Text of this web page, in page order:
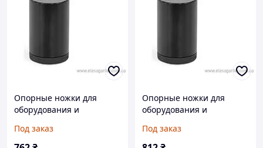
Опорные ножки для
оборудования и
монтаж, закрытые
отверстия GN 440-16-16-
Под заказ
Опорные ножки для
оборудования и
монтаж, закрытые
отверстия GN 440-16-24-
Под заказ